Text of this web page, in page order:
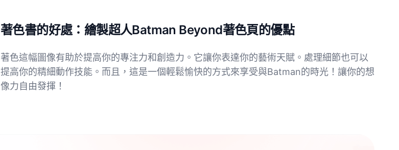
著色書的好處：繪製超人Batman Beyond著色頁的優點
著色這幅圖像有助於提高你的專注力和創造力。它讓你表達你的藝術天賦。處理細節也可以
提高你的精細動作技能。而且，這是一個輕鬆愉快的方式來享受與Batman的時光！讓你的想
像力自由發揮！